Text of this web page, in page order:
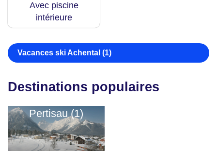
Avec piscine
intérieure
Vacances ski Achental (1)
Destinations populaires
Pertisau (1)